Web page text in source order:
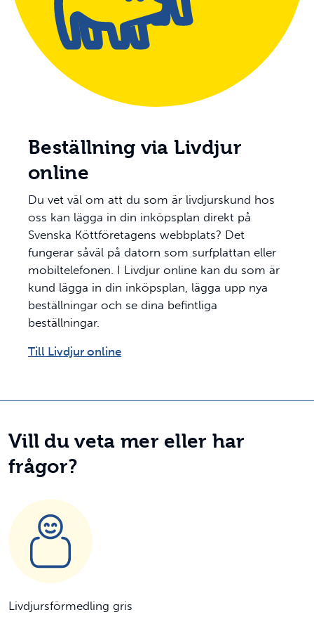
Beställning via Livdjur
online
Du vet väl om att du som är livdjurskund hos
oss kan lägga in din inköpsplan direkt på
Svenska Köttföretagens webbplats? Det
fungerar såväl på datorn som surfplattan eller
mobiltelefonen. I Livdjur online kan du som är
kund lägga in din inköpsplan, lägga upp nya
beställningar och se dina befintliga
beställningar.
Till Livdjur online
Vill du veta mer eller har
frågor?
Livdjursförmedling gris